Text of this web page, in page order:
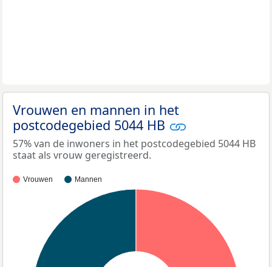
Vrouwen en mannen in het
postcodegebied 5044 HB
57% van de inwoners in het postcodegebied 5044 HB
staat als vrouw geregistreerd.
Vrouwen Mannen